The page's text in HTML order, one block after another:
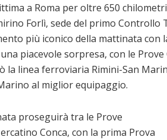
a Roma per oltre 650
Forlì, sede del primo Controllo
più iconico della mattinata con
piacevole sorpresa, con le
la linea ferroviaria Rimini-San
al miglior equipaggio.
proseguirà tra le Prove
Conca, con la prima Prova